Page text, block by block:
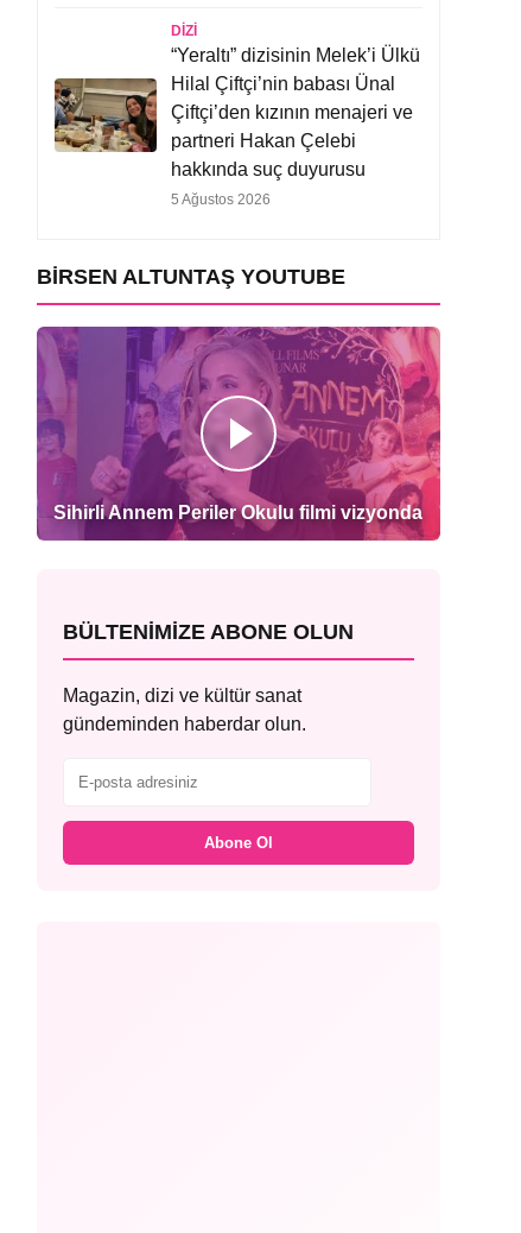
DIZI
“Yeraltı” dizisinin Melek’i Ülkü
Hilal Çiftçi’nin babası Ünal
Çiftçi’den kızının menajeri ve
partneri Hakan Çelebi
hakkında suç duyurusu
5 Ağustos 2026
BIRSEN ALTUNTAŞ YOUTUBE
Sihirli Annem Periler Okulu filmi vizyonda
BÜLTENIMIZE ABONE OLUN
Magazin, dizi ve kültür sanat
gündeminden haberdar olun.
Abone Ol